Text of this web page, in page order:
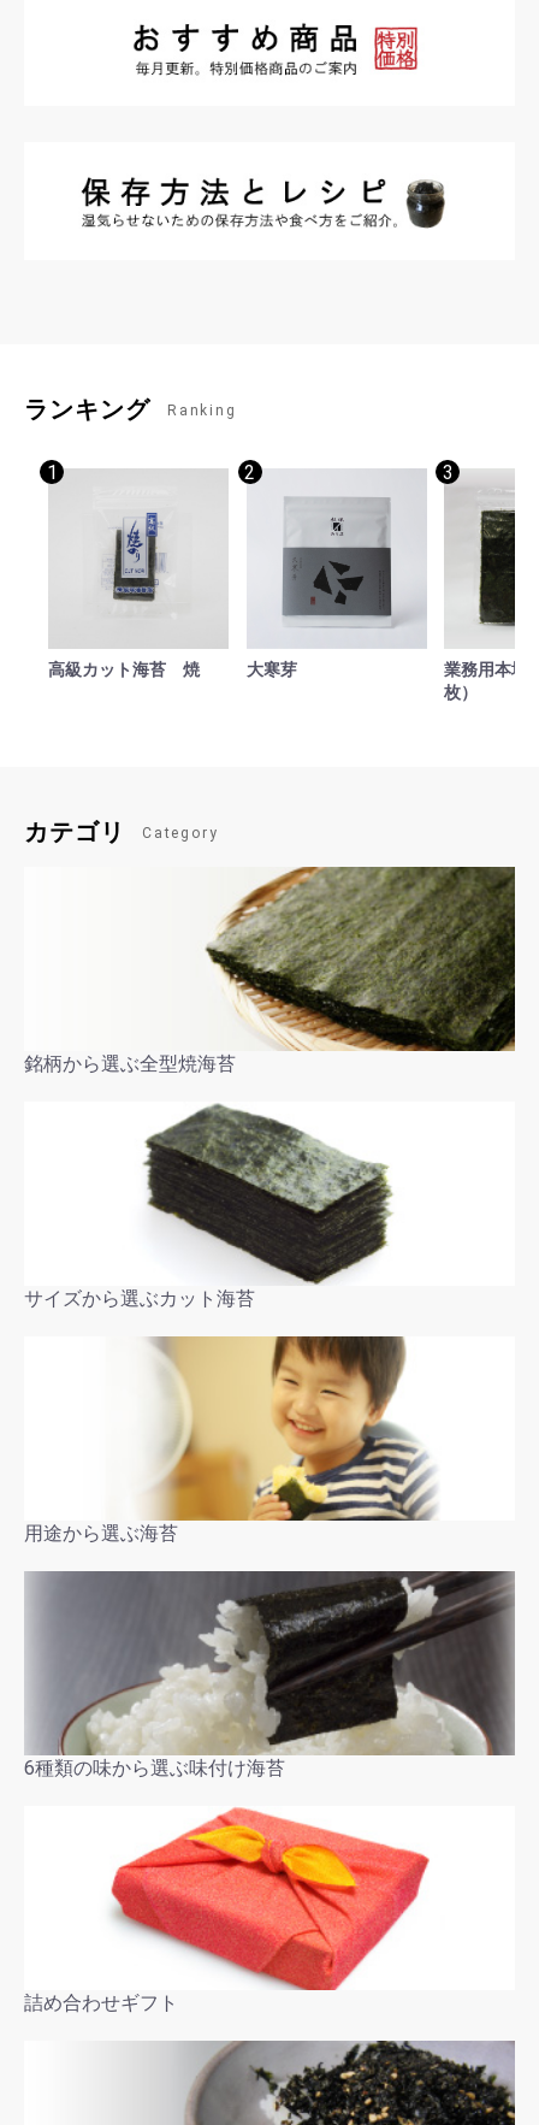
お買い物を続ける
ランキング Ranking
1
高級カット海苔 焼
2
大寒芽
3
業務用本場
枚）
カテゴリ Category
銘柄から選ぶ全型焼海苔
サイズから選ぶカット海苔
用途から選ぶ海苔
6種類の味から選ぶ味付け海苔
詰め合わせギフト